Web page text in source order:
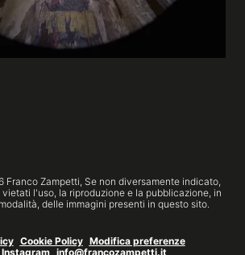
Mostre
Franco Zampetti, Se non diversamente indicato,
l'uso, la riproduzione e la pubblicazione, in
delle immagini presenti in questo sito.
Cookie Policy Modifica preferenze
Instagram info@francozampetti.it